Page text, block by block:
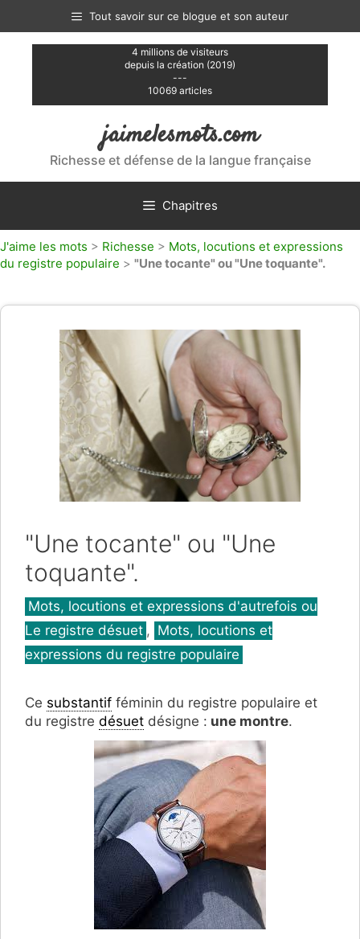
contenu
Tout savoir sur ce blogue et son auteur
4 millions de visiteurs
depuis la création (2019)
---
10069 articles
jaimelesmots.com
Richesse et défense de la langue française
Chapitres
J'aime les mots > Richesse > Mots, locutions et expressions
du registre populaire > "Une tocante" ou "Une toquante".
"Une tocante" ou "Une
toquante".
Catégories
Mots, locutions et expressions d'autrefois ou
Le registre désuet , Mots, locutions et
expressions du registre populaire
Ce substantif féminin du registre populaire et
du registre désuet désigne : une montre.